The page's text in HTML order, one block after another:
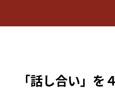
「話し合い」を